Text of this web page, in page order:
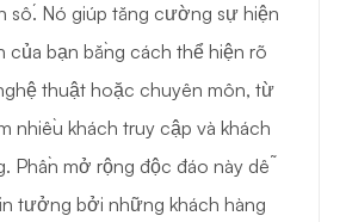
số. Nó giúp tăng cường sự hiện
của bạn bằng cách thể hiện rõ
thuật hoặc chuyên môn, từ
nhiều khách truy cập và khách
Phần mở rộng độc đáo này dễ
tưởng bởi những khách hàng